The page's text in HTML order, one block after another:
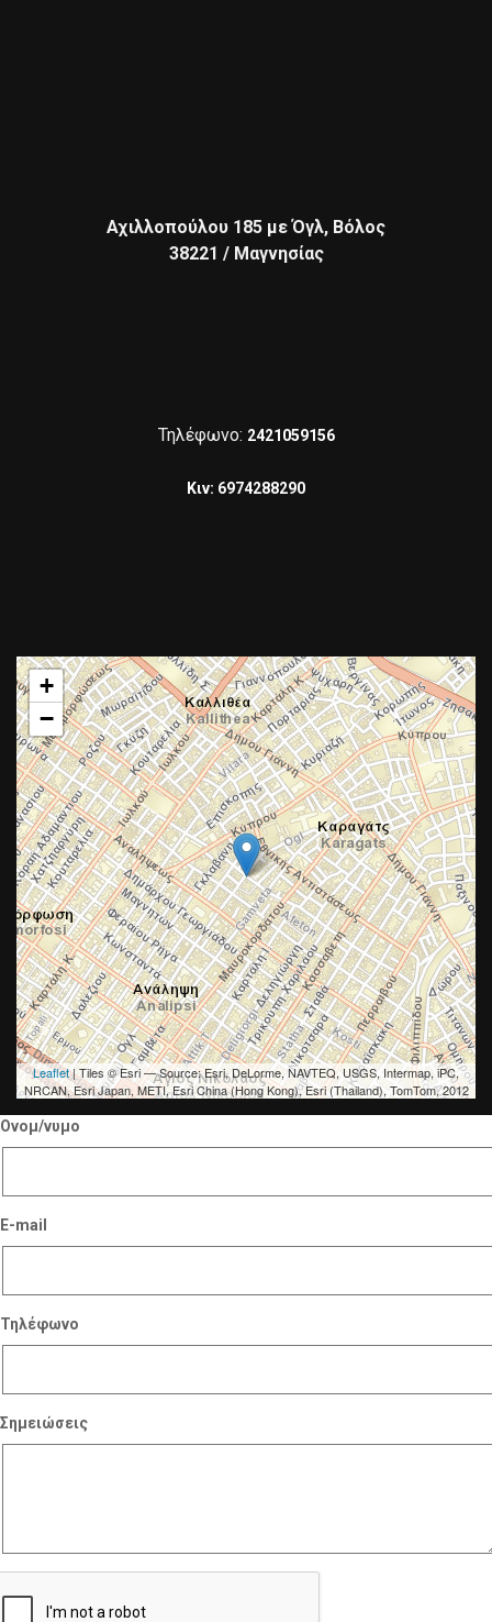
+
−
Leaflet| Tiles © Esri — Source: Esri, DeLorme, NAVTEQ, USGS, Intermap, iPC,
NRCAN, Esri Japan, METI, Esri China (Hong Kong), Esri (Thailand), TomTom, 2012
Αχιλλοπούλου 185 με Όγλ, Βόλος
38221 / Μαγνησίας
Τηλέφωνο: 2421059156
Κιν: 6974288290
Ονομ/νυμο
E-mail
Τηλέφωνο
Σημειώσεις